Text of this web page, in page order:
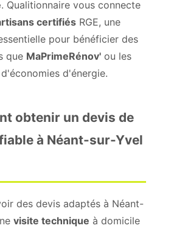
. Qualitionnaire vous connecte
certifiés RGE, une
pour bénéficier des
que MaPrimeRénov' ou les
d'énergie.
obtenir un devis de
à Néant-sur-Yvel
des devis adaptés à Néant-
visite technique à domicile